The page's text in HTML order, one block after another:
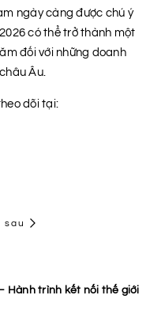
ngày càng được chú ý
có thể trở thành một
đối với những doanh
Âu.
dõi tại:
sau
Hành trình kết nối thế giới